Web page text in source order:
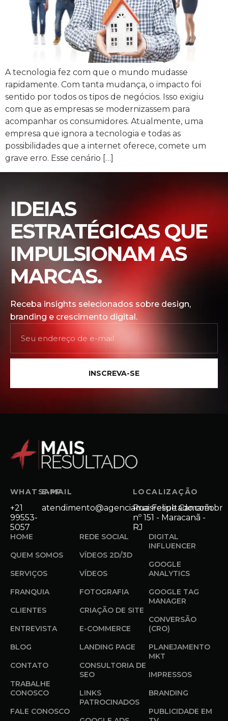
A tecnologia fez com que o mundo mudasse
rapidamente. Com tanta mudança, o impacto foi
sentido por todos os tipos de negócios. Isso exigiu
com que as empresas se modernizassem para
acompanhar os consumidores. Atualmente, uma
empresa que ignora a tecnologia e todas as
possibilidades que a internet oferece, comete um
grave erro. Esse cenário […]
IDEIAS
ESTRATÉGICAS QUE
IMPULSIONAM AS
MARCAS.
Receba insights selecionados sobre design,
branding e crescimento digital.
INSCREVA-SE
WHATSAPP
+21
99553-
5057
E-MAIL
atendimento@agenciamaisresultado.com.br
LOCALIZAÇÃO
Rua Felipe Camarão
nº 151 - Maracanã -
RJ
HOME
QUEM SOMOS
SERVIÇOS
FRANQUIA
CLIENTES
ENTREVISTA
BLOG
CONTATO
TRABALHE
CONOSCO
FALE CONOSCO
REDE SOCIAL
VÍDEOS 2D/3D
VÍDEOS
FOTOGRAFIA
CRIAÇÃO DE SITE
E-COMMERCE
LANDING PAGE
CONSULTORIA DE
SEO
LINKS
PATROCINADOS
DIGITAL
INFLUENCER
GOOGLE
ANALYTICS
GOOGLE TAG
MANAGER
CONVERSÃO
(CRO)
PLANEJAMENTO
MKT
IMPRESSOS
BRANDING
PUBLICIDADE EM